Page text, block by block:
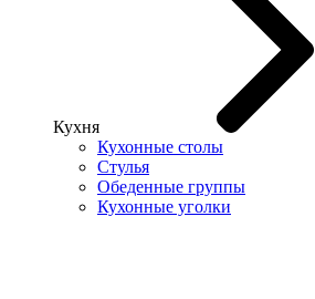
Кухня
Кухонные столы
Стулья
Обеденные группы
Кухонные уголки